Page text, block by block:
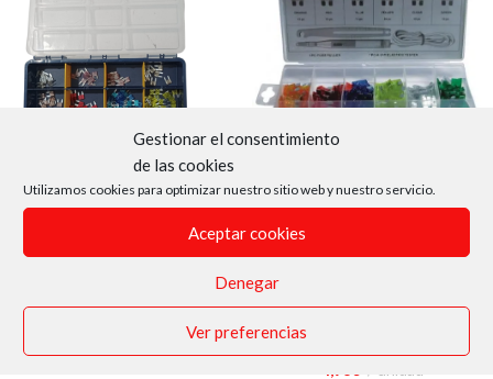
Gestionar el consentimiento
de las cookies
Utilizamos cookies para optimizar nuestro sitio web y nuestro servicio.
Aceptar cookies
Denegar
Ver preferencias
XB
Micro-fusibles surtidos,
estuche con 130 unidades
63 -
sensores, fusibles y unidad de
Fusibles estandar con pinza y
punta de pruebas
6 - AUTO-COMPONENTES
Electricidad y óptica,635 - Relés,
sensores, fusibles y unidad de